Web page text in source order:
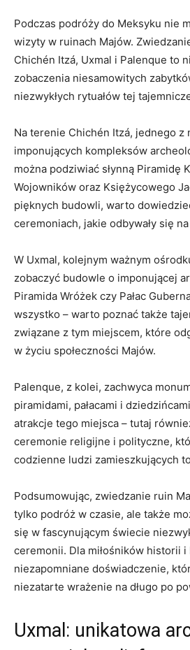
Podczas podróży do Meksyku nie
wizyty w ruinach Majów.
⁤Chichén Itzá, Uxmal i Palenque to
zobaczenia niesamowitych
niezwykłych rytuałów tej
Na terenie Chichén ‍Itzá, jednego z
imponujących kompleksów
można podziwiać słynną Piramidę
Wojowników oraz Księżycowego
pięknych ‌budowli,⁤ warto
ceremoniach, jakie odbywały się
W ‌Uxmal, kolejnym ważnym
⁤zobaczyć budowle o imponującej
Piramida Wróżek czy Pałac
wszystko – warto poznać także
związane z tym ‍miejscem, które
w życiu społeczności Majów.
Palenque, z kolei, zachwyca
⁢piramidami, ⁣pałacami i
atrakcje tego miejsca – tutaj
ceremonie religijne i polityczne,
codzienne‍ ludzi zamieszkujących
Podsumowując, zwiedzanie‍ ruin
tylko⁣ podróż w czasie, ale także
się w fascynującym świecie
ceremonii. Dla miłośników historii
niezapomniane doświadczenie,
niezatarte wrażenie na długo po
Uxmal: unikatowa